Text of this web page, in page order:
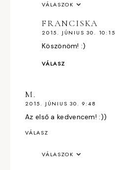
VÁLASZOK
FRANCISKA
2015. JÚNIUS 30. 10:15
Köszönöm! :)
VÁLASZ
M.
2015. JÚNIUS 30. 9:48
Az első a kedvencem! :))
VÁLASZ
VÁLASZOK